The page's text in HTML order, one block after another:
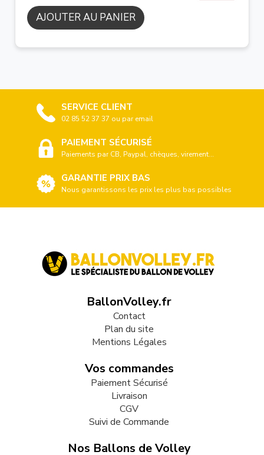
AJOUTER AU PANIER
SERVICE CLIENT
02 85 52 37 37 ou par email
PAIEMENT SÉCURISÉ
Paiements par CB, Paypal, chèques, virement...
GARANTIE PRIX BAS
Nous garantissons les prix les plus bas possibles
BallonVolley.fr
Contact
Plan du site
Mentions Légales
Vos commandes
Paiement Sécurisé
Livraison
CGV
Suivi de Commande
Nos Ballons de Volley